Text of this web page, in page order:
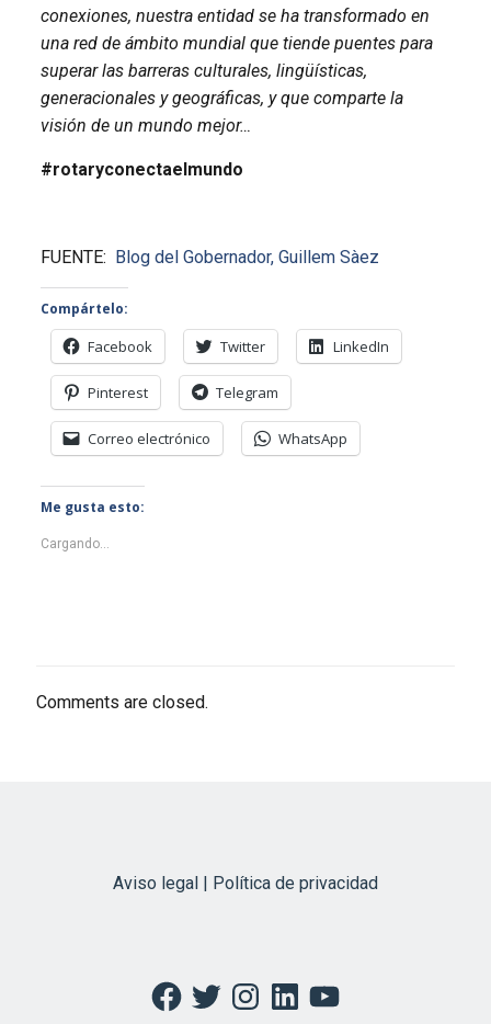
conexiones, nuestra entidad se ha transformado en
una red de ámbito mundial que tiende puentes para
superar las barreras culturales, lingüísticas,
generacionales y geográficas, y que comparte la
visión de un mundo mejor…
#rotaryconectaelmundo
FUENTE: Blog del Gobernador, Guillem Sàez
Compártelo:
Facebook Twitter LinkedIn
Pinterest Telegram
Correo electrónico WhatsApp
Me gusta esto:
Cargando...
Comments are closed.
Aviso legal | Política de privacidad
Facebook
TwitterInstagramLinkedInYouTube